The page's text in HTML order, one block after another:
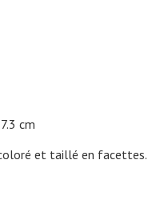
cm
et taillé en facettes.